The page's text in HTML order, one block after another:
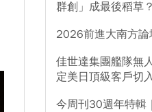
群創」成最後稻草？
2026前進大南方論
佳世達集團艦隊無
定美日頂級客戶切
今周刊30週年特輯